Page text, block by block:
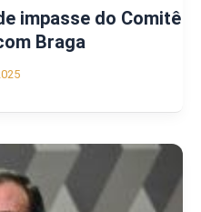
impasse do Comitê
Braga